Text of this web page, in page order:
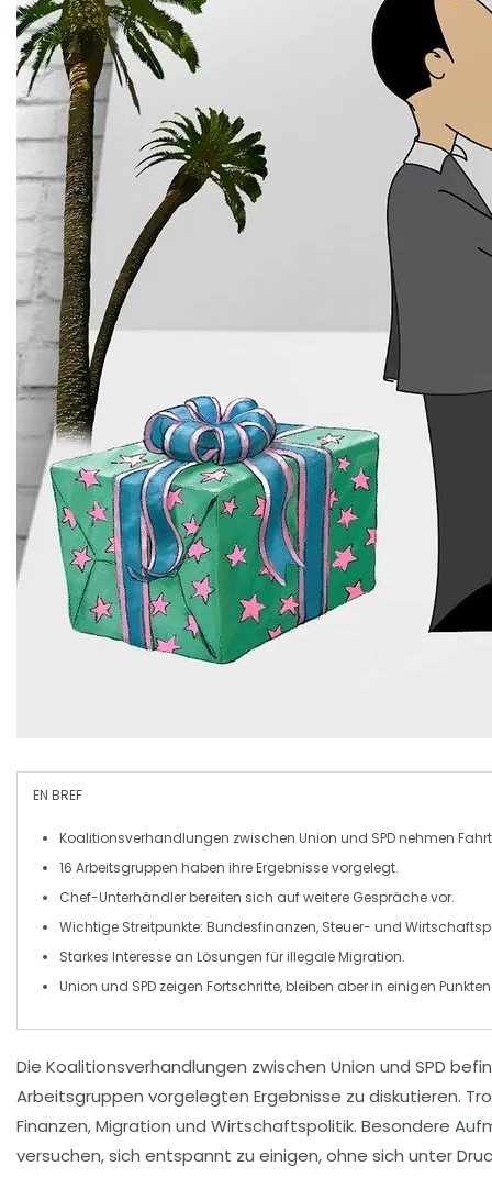
EN BREF
Koalitionsverhandlungen zwischen Union und SPD nehmen
16 Arbeitsgruppen haben ihre Ergebnisse vorgelegt.
Chef-Unterhändler bereiten sich auf weitere Gespräche vor.
Wichtige Streitpunkte: Bundesfinanzen, Steuer- und
Starkes Interesse an Lösungen fürillegale Migration.
Union und SPD zeigen Fortschritte, bleiben aber in einigen
Die Koalitionsverhandlungen zwischen Union und SPD
Arbeitsgruppen vorgelegten Ergebnisse zu diskutieren.
Finanzen,Migration und Wirtschaftspolitik. Besondere
versuchen, sich entspannt zu einigen, ohne sich unter